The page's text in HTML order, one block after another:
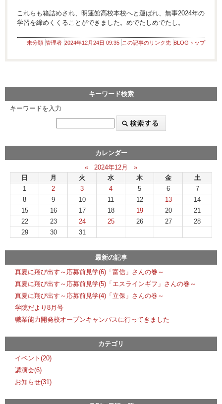
これらも箱詰めされ、明蓬館高校本校へと運ばれ、無事2024年の
学習を締めくくることができました。めでたしめでたし。
未分類 管理者 2024年12月24日 09:35 この記事のリンク先 BLOGトップ
キーワード検索
キーワードを入力
カレンダー
«
2024年12月
»
日
月 火 水 木 金
土
1
2 3 4 5 6
7
8
9 10 11 12 13
14
15
16 17 18 19 20
21
22
23 24 25 26 27
28
29
30 31
最新の記事
真夏に翔び出す～応募前見学(6)「富信」さんの巻～
真夏に翔び出す～応募前見学(5)「エスラインギフ」さんの巻～
真夏に翔び出す～応募前見学(4)「立保」さんの巻～
学院だより8月号
職業能力開発校オープンキャンパスに行ってきました
カテゴリ
イベント(20)
講演会(6)
お知らせ(31)